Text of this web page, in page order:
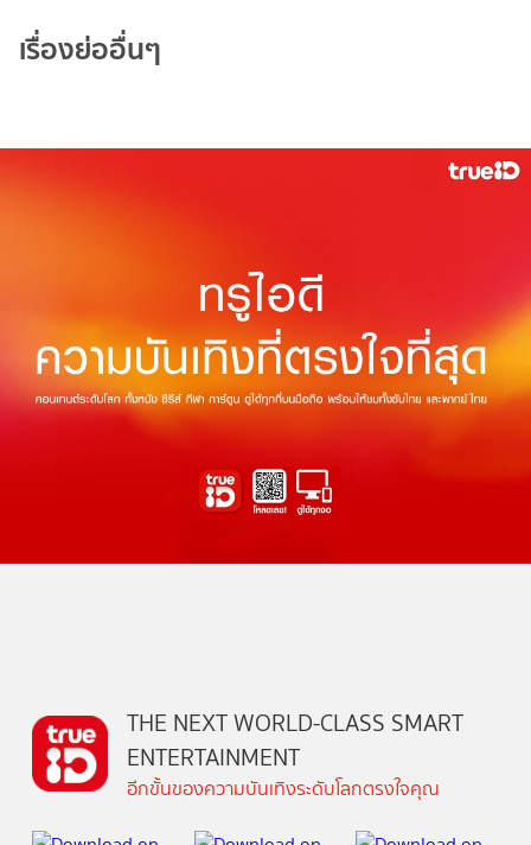
เรื่องย่ออื่นๆ
THE NEXT WORLD-CLASS SMART
ENTERTAINMENT
อีกขั้นของความบันเทิงระดับโลกตรงใจคุณ